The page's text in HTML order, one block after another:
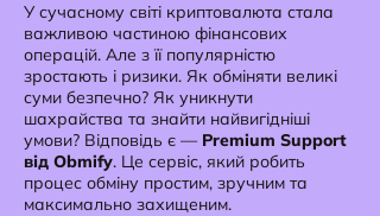
У сучасному світі криптовалюта стала
важливою частиною фінансових
операцій. Але з її популярністю
зростають і ризики. Як обміняти великі
суми безпечно? Як уникнути
шахрайства та знайти найвигідніші
умови? Відповідь є — Premium Support
від Obmify. Це сервіс, який робить
процес обміну простим, зручним та
максимально захищеним.